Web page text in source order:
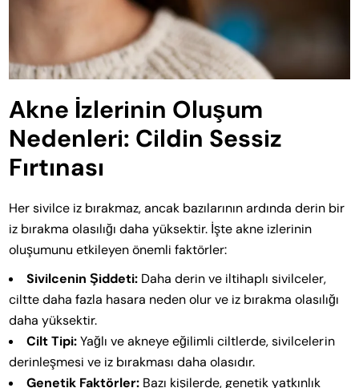
Akne İzlerinin Oluşum
Nedenleri: Cildin Sessiz
Fırtınası
Her sivilce iz bırakmaz, ancak bazılarının ardında derin bir
iz bırakma olasılığı daha yüksektir. İşte akne izlerinin
oluşumunu etkileyen önemli faktörler:
Sivilcenin Şiddeti: Daha derin ve iltihaplı sivilceler,
ciltte daha fazla hasara neden olur ve iz bırakma olasılığı
daha yüksektir.
Cilt Tipi:Yağlı ve akneye eğilimli ciltlerde, sivilcelerin
derinleşmesi ve iz bırakması daha olasıdır.
Genetik Faktörler: Bazı kişilerde, genetik yatkınlık